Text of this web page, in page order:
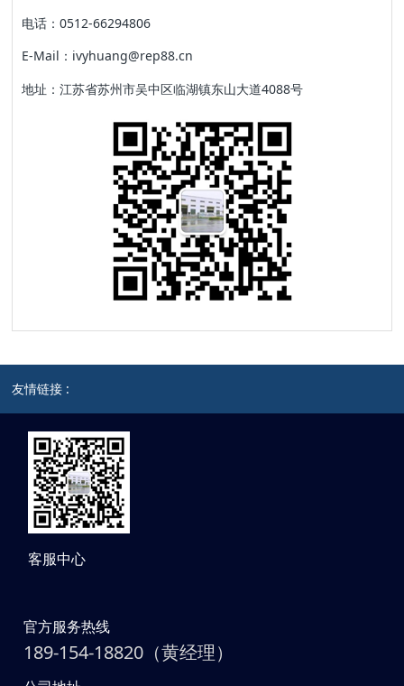
电话：0512-66294806
E-Mail：ivyhuang@rep88.cn
地址：江苏省苏州市吴中区临湖镇东山大道4088号
友情链接 :
客服中心
官方服务热线
189-154-18820（黄经理）